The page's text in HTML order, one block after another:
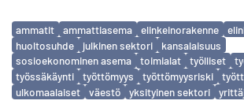
Avainsanat
ammatit ammattiasema elinkeinorakenne
huoltosuhde
julkinen sektori
kansalaisuus
sosioekonominen asema
toimialat työlliset
työssäkäynti
työttömyys työttömyysriski
ulkomaalaiset
väestö yksityinen sektori